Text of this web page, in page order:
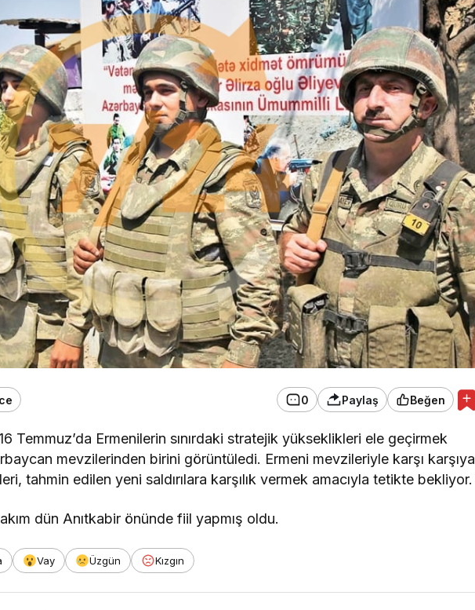
0 Paylaş Beğen
Temmuz’da Ermenilerin sınırdaki stratejik yükseklikleri ele geçirmek
mevzilerinden birini görüntüledi. Ermeni mevzileriyle karşı karşıya
tahmin edilen yeni saldırılara karşılık vermek amacıyla tetikte bekliyor.
dün Anıtkabir önünde fiil yapmış oldu.
Vay Üzgün Kızgın